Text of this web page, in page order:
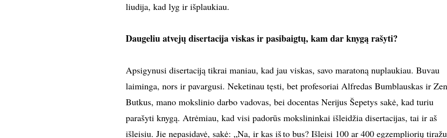
liudija, kad lyg ir išplaukiau.
Daugeliu atvejų disertacija viskas ir pasibaigtų, kam dar knygą rašyti?
Apsigynusi disertaciją tikrai maniau, kad jau viskas, savo maratoną nuplaukiau. Buvau
laiminga, nors ir pavargusi. Neketinau tęsti, bet profesoriai Alfredas Bumblauskas ir
Butkus, mano mokslinio darbo vadovas, bei docentas Nerijus Šepetys sakė, kad turiu
parašyti knygą. Atrėmiau, kad visi padorūs mokslininkai išleidžia disertacijas, tai ir aš
išleisiu. Jie nepasidavė, sakė: „Na, ir kas iš to bus? Išleisi 100 ar 400 egzempliorių